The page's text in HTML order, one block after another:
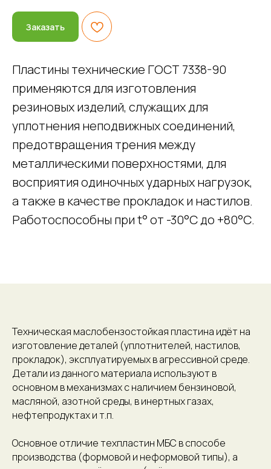
Заказать
Пластины технические ГОСТ 7338-90
применяются для изготовления
резиновых изделий, служащих для
уплотнения неподвижных соединений,
предотвращения трения между
металлическими поверхностями, для
восприятия одиночных ударных нагрузок,
а также в качестве прокладок и настилов.
Работоспособны при t° от -30°С до +80°С.
Техническая маслобензостойкая пластина идёт на
изготовление деталей (уплотнителей, настилов,
прокладок), эксплуатируемых в агрессивной среде.
Детали из данного материала используют в
основном в механизмах с наличием бензиновой,
масляной, азотной среды, в инертных газах,
нефтепродуктах и т.п.
Основное отличие техпластин МБС в способе
производства (формовой и неформовой типы), а